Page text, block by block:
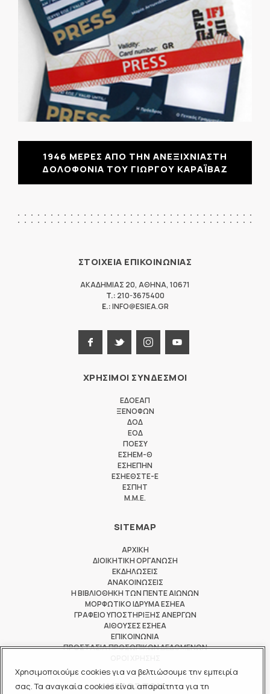
Χρησιμοποιούμε cookies για να βελτιώσουμε την εμπειρία
σας. Τα αναγκαία cookies είναι απαραίτητα για τη
1946 ΜΕΡΕΣ ΑΠΟ ΤΗΝ ΑΝΕΞΙΧΝΙΑΣΤΗ
ΔΟΛΟΦΟΝΙΑ ΤΟΥ ΓΙΩΡΓΟΥ ΚΑΡΑΪΒΑΖ
ΣΤΟΙΧΕΙΑ ΕΠΙΚΟΙΝΩΝΙΑΣ
ΑΚΑΔΗΜΙΑΣ 20, ΑΘΗΝΑ, 10671
T.: 210-3675400
E.:INFO@ESIEA.GR
ΧΡΗΣΙΜΟΙ ΣΥΝΔΕΣΜΟΙ
ΕΔΟΕΑΠ
ΞΕΝΟΦΩΝ
ΔΟΔ
ΕΟΔ
ΠΟΕΣΥ
ΕΣΗΕΜ-Θ
ΕΣΗΕΠΗΝ
ΕΣΗΕΘΣΤΕ-Ε
ΕΣΠΗΤ
M.M.E.
SITEMAP
ΑΡΧΙΚΗ
ΔΙΟΙΚΗΤΙΚΗ ΟΡΓΑΝΩΣΗ
ΕΚΔΗΛΩΣΕΙΣ
ΑΝΑΚΟΙΝΩΣΕΙΣ
Η ΒΙΒΛΙΟΘΗΚΗ ΤΩΝ ΠΕΝΤΕ ΑΙΩΝΩΝ
ΜΟΡΦΩΤΙΚΟ ΙΔΡΥΜΑ ΕΣΗΕΑ
ΓΡΑΦΕΙΟ ΥΠΟΣΤΗΡΙΞΗΣ ΑΝΕΡΓΩΝ
ΑΙΘΟΥΣΕΣ ΕΣΗΕΑ
ΕΠΙΚΟΙΝΩΝΙΑ
ΠΡΟΣΤΑΣΙΑ ΠΡΟΣΩΠΙΚΩΝ ΔΕΔΟΜΕΝΩΝ
ΜΕΛΟΣ ΤΩΝ